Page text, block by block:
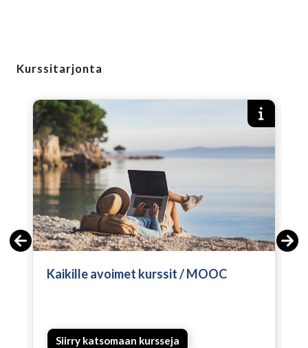
Kurssitarjonta
Kurssitarjonta
Kaikille avoimet kurssit / MOOC
Siirry katsomaan kursseja